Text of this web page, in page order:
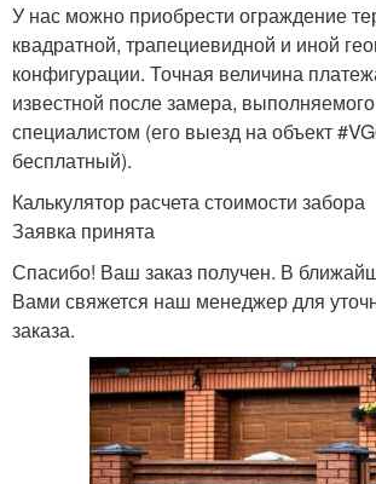
У нас можно приобрести ограждение
квадратной, трапециевидной и иной
конфигурации. Точная величина
известной после замера,
специалистом (его выезд на объект
бесплатный).
Калькулятор расчета стоимости забора
Заявка принята
Спасибо! Ваш заказ получен. В
Вами свяжется наш менеджер для
заказа.